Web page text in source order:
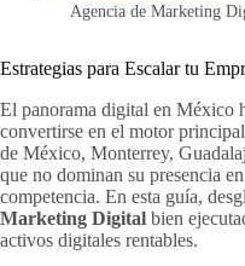
Agencia de Marketing
Estrategias para Escalar tu
El panorama digital en México
convertirse en el motor
de México, Monterrey,
que no dominan su presencia
competencia. En esta guía,
Marketing Digital bien
activos digitales rentables.